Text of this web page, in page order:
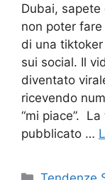
Dubai, sapete
non poter
di una
sui social. Il
diventato
ricevendo
“mi piace”.
pubblicato …
Categorie